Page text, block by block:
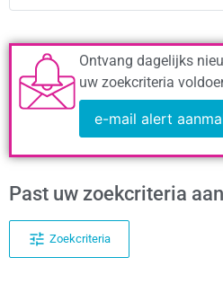
Ontvang dagelijks
uw zoekcriteria
e-mail alert
Past uw zoekcriteria aan
Zoekcriteria